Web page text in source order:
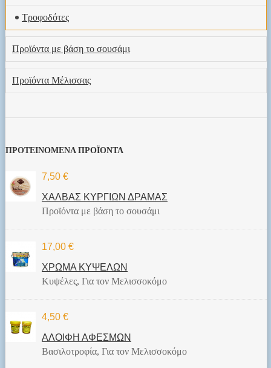
Τροφοδότες
Προϊόντα με βάση το σουσάμι
Προϊόντα Μέλισσας
ΠΡΟΤΕΙΝΟΜΕΝΑ ΠΡΟΪΟΝΤΑ
7,50 €
ΧΑΛΒΑΣ ΚΥΡΓΙΩΝ ΔΡΑΜΑΣ
Προϊόντα με βάση το σουσάμι
17,00 €
ΧΡΩΜΑ ΚΥΨΕΛΩΝ
Κυψέλες, Για τον Μελισσοκόμο
4,50 €
ΑΛΟΙΦΗ ΑΦΕΣΜΩΝ
Βασιλοτροφία, Για τον Μελισσοκόμο